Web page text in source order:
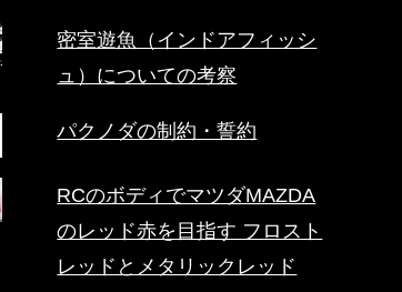
密室遊魚（インドアフィッシ
ュ）についての考察
パクノダの制約・誓約
RCのボディでマツダMAZDA
のレッド赤を目指す フロスト
レッドとメタリックレッド